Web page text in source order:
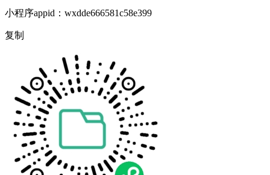
小程序appid： wxdde666581c58e399
复制